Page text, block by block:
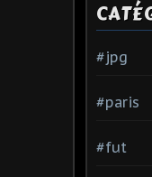
#jpg
#paris
#fut